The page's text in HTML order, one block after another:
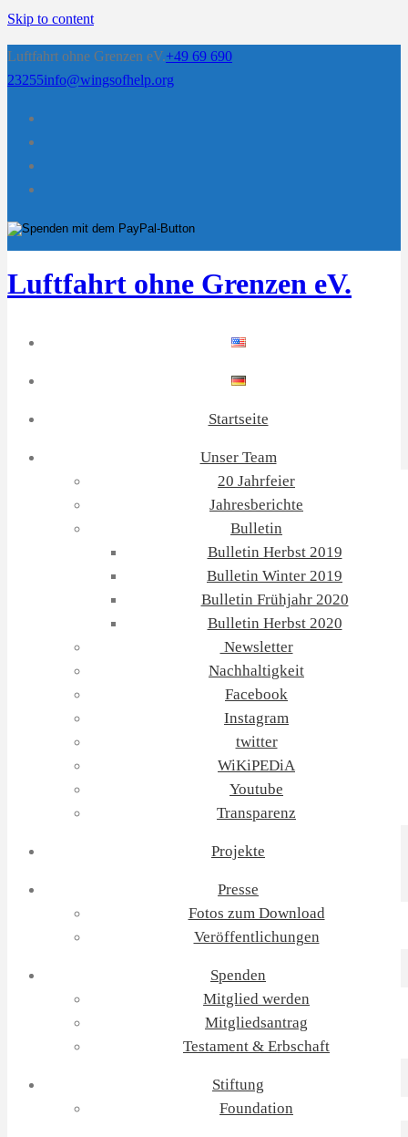
Skip to content
Luftfahrt ohne Grenzen eV.+49 69 690
23255info@wingsofhelp.org
Luftfahrt ohne Grenzen eV.
Startseite
Unser Team
20 Jahrfeier
Jahresberichte
Bulletin
Bulletin Herbst 2019
Bulletin Winter 2019
Bulletin Frühjahr 2020
Bulletin Herbst 2020
Newsletter
Nachhaltigkeit
Facebook
Instagram
twitter
WiKiPEDiA
Youtube
Transparenz
Projekte
Presse
Fotos zum Download
Veröffentlichungen
Spenden
Mitglied werden
Mitgliedsantrag
Testament & Erbschaft
Stiftung
Foundation